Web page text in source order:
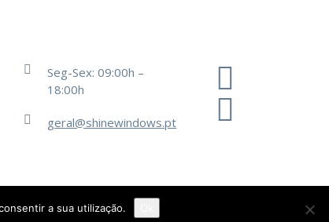
Seg-Sex: 09:00h –
18:00h
geral@shinewindows.pt
a sua utilização.